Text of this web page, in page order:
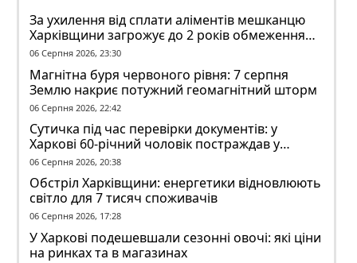
За ухилення від сплати аліментів мешканцю
Харківщини загрожує до 2 років обмеження
волі
06 Серпня 2026, 23:30
Магнітна буря червоного рівня: 7 серпня
Землю накриє потужний геомагнітний шторм
06 Серпня 2026, 22:42
Сутичка під час перевірки документів: у
Харкові 60-річний чоловік постраждав у
конфлікті з ТЦК
06 Серпня 2026, 20:38
Обстріл Харківщини: енергетики відновлюють
світло для 7 тисяч споживачів
06 Серпня 2026, 17:28
У Харкові подешевшали сезонні овочі: які ціни
на ринках та в магазинах